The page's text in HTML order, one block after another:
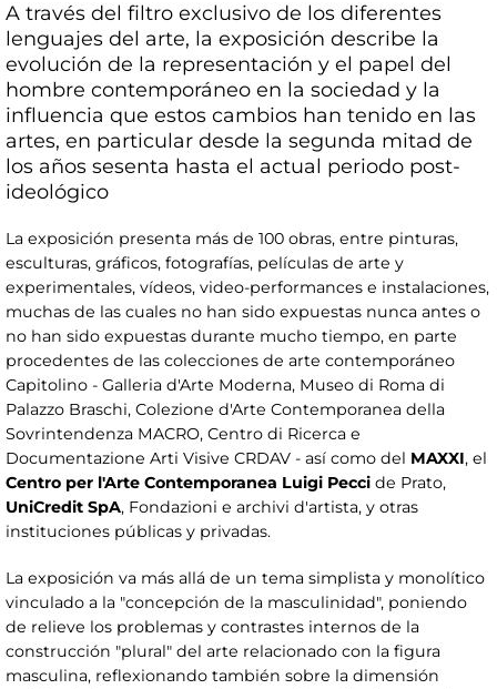
A través del filtro exclusivo de los diferentes
lenguajes del arte, la exposición describe la
evolución de la representación y el papel del
hombre contemporáneo en la sociedad y la
influencia que estos cambios han tenido en las
artes, en particular desde la segunda mitad de
los años sesenta hasta el actual periodo post-
ideológico
La exposición presenta más de 100 obras, entre pinturas,
esculturas, gráficos, fotografías, películas de arte y
experimentales, vídeos, video-performances e instalaciones,
muchas de las cuales no han sido expuestas nunca antes o
no han sido expuestas durante mucho tiempo, en parte
procedentes de las colecciones de arte contemporáneo
Capitolino - Galleria d'Arte Moderna, Museo di Roma di
Palazzo Braschi, Colezione d'Arte Contemporanea della
Sovrintendenza MACRO, Centro di Ricerca e
Documentazione Arti Visive CRDAV - así como del MAXXI, el
Centro per l'Arte Contemporanea Luigi Pecci de Prato,
UniCredit SpA, Fondazioni e archivi d'artista, y otras
instituciones públicas y privadas.
La exposición va más allá de un tema simplista y monolítico
vinculado a la "concepción de la masculinidad", poniendo
de relieve los problemas y contrastes internos de la
construcción "plural" del arte relacionado con la figura
masculina, reflexionando también sobre la dimensión